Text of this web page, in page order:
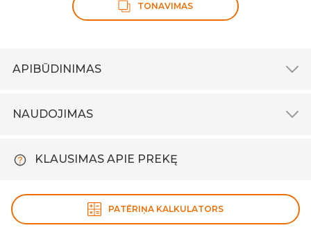
TONAVIMAS
APIBŪDINIMAS
NAUDOJIMAS
KLAUSIMAS APIE PREKĘ
PATĒRIŅA KALKULATORS